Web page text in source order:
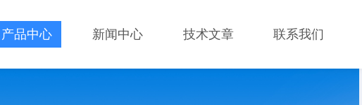
产品中心 新闻中心 技术文章 联系我们